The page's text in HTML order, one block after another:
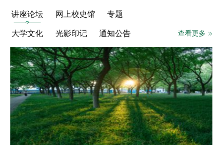
讲座论坛 网上校史馆 专题
大学文化 光影印记 通知公告 查看更多